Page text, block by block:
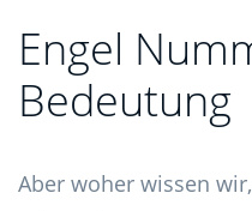
Engel
Bedeutung
Aber woher wissen